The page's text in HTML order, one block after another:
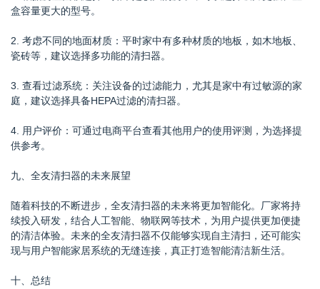
盒容量更大的型号。
2. 考虑不同的地面材质：平时家中有多种材质的地板，如木地板、
瓷砖等，建议选择多功能的清扫器。
3. 查看过滤系统：关注设备的过滤能力，尤其是家中有过敏源的家
庭，建议选择具备HEPA过滤的清扫器。
4. 用户评价：可通过电商平台查看其他用户的使用评测，为选择提
供参考。
九、全友清扫器的未来展望
随着科技的不断进步，全友清扫器的未来将更加智能化。厂家将持
续投入研发，结合人工智能、物联网等技术，为用户提供更加便捷
的清洁体验。未来的全友清扫器不仅能够实现自主清扫，还可能实
现与用户智能家居系统的无缝连接，真正打造智能清洁新生活。
十、总结